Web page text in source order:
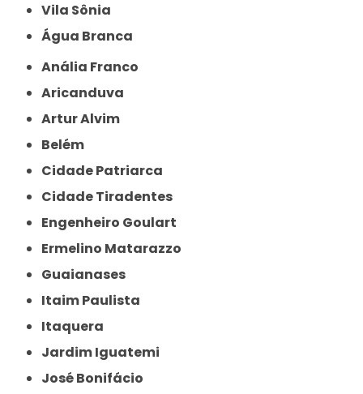
Vila Sônia
Água Branca
Anália Franco
Aricanduva
Artur Alvim
Belém
Cidade Patriarca
Cidade Tiradentes
Engenheiro Goulart
Ermelino Matarazzo
Guaianases
Itaim Paulista
Itaquera
Jardim Iguatemi
José Bonifácio